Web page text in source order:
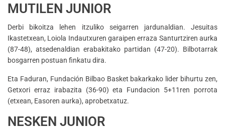
MUTILEN JUNIOR
Derbi bikoitza lehen itzuliko seigarren jardunaldian. Jesuitas
Ikastetxean, Loiola Indautxuren garaipen erraza Santurtziren aurka
(87-48), atsedenaldian erabakitako partidan (47-20). Bilbotarrak
bosgarren postuan finkatu dira.
Eta Faduran, Fundación Bilbao Basket bakarkako lider bihurtu zen,
Getxori erraz irabazita (36-90) eta Fundacion 5+11ren porrota
(etxean, Easoren aurka), aprobetxatuz.
NESKEN JUNIOR